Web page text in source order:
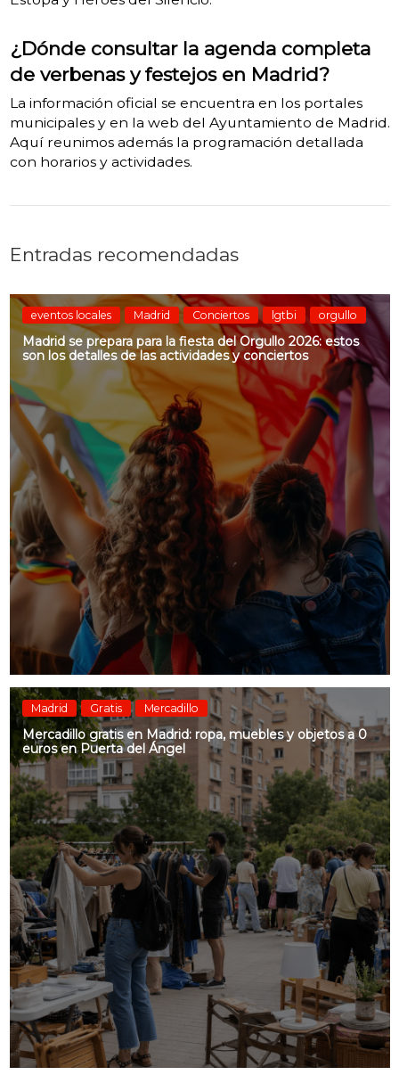
¿Dónde consultar la agenda completa
de verbenas y festejos en Madrid?
La información oficial se encuentra en los portales
municipales y en la web del Ayuntamiento de Madrid.
Aquí reunimos además la programación detallada
con horarios y actividades.
Entradas recomendadas
eventos locales Madrid Conciertos lgtbi orgullo
Madrid se prepara para la fiesta del Orgullo 2026: estos
son los detalles de las actividades y conciertos
Madrid Gratis Mercadillo
Mercadillo gratis en Madrid: ropa, muebles y objetos a 0
euros en Puerta del Ángel